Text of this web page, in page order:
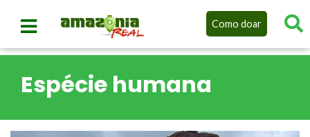
Como doar
Espécie humana